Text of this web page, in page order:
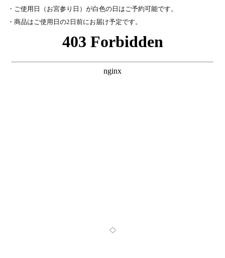
・ご使用日（お宮参り日）が白色の日はご予約可能です。
・商品はご使用日の2日前にお届け予定です。
◇